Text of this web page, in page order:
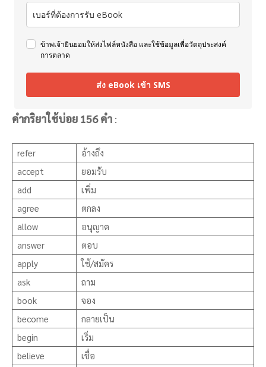
ข้าพเจ้ายินยอมให้ส่งไฟล์หนังสือ และใช้ข้อมูลเพื่อวัตถุประสงค์
การตลาด
ส่ง eBook เข้า SMS
คำกริยาใช้บ่อย 156 คำ :
refer
อ้างถึง
accept
ยอมรับ
add
เพิ่ม
agree
ตกลง
allow
อนุญาต
answer
ตอบ
apply
ใช้/สมัคร
ask
ถาม
book
จอง
become
กลายเป็น
begin
เริ่ม
believe
เชื่อ